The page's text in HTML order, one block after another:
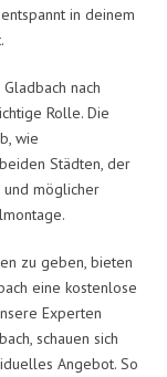
in deinem
nach
Rolle. Die
wie
Städten, der
und möglicher
zu geben, bieten
eine kostenlose
Experten
schauen sich
Angebot. So